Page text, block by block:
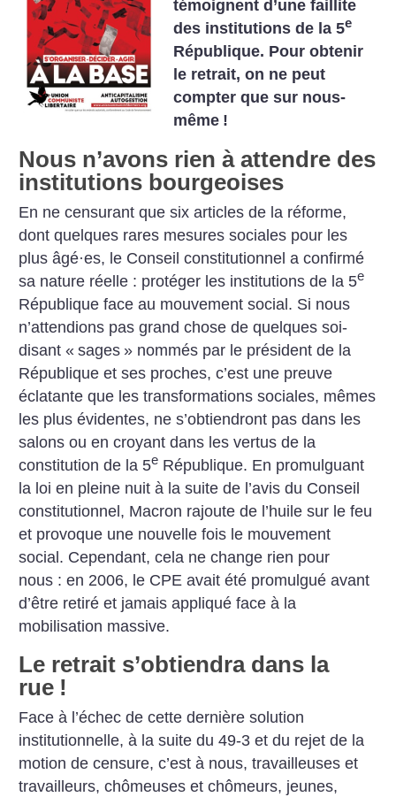
témoignent d’une faillite
des institutions de la 5e
République. Pour obtenir
le retrait, on ne peut
compter que sur nous-
même !
Nous n’avons rien à attendre des
institutions bourgeoises
En ne censurant que six articles de la réforme,
dont quelques rares mesures sociales pour les
plus âgé·es, le Conseil constitutionnel a confirmé
sa nature réelle : protéger les institutions de la 5e
République face au mouvement social. Si nous
n’attendions pas grand chose de quelques soi-
disant « sages » nommés par le président de la
République et ses proches, c’est une preuve
éclatante que les transformations sociales, mêmes
les plus évidentes, ne s’obtiendront pas dans les
salons ou en croyant dans les vertus de la
constitution de la 5e République. En promulguant
la loi en pleine nuit à la suite de l’avis du Conseil
constitutionnel, Macron rajoute de l’huile sur le feu
et provoque une nouvelle fois le mouvement
social. Cependant, cela ne change rien pour
nous : en 2006, le CPE avait été promulgué avant
d’être retiré et jamais appliqué face à la
mobilisation massive.
Le retrait s’obtiendra dans la
rue !
Face à l’échec de cette dernière solution
institutionnelle, à la suite du 49-3 et du rejet de la
motion de censure, c’est à nous, travailleuses et
travailleurs, chômeuses et chômeurs, jeunes,